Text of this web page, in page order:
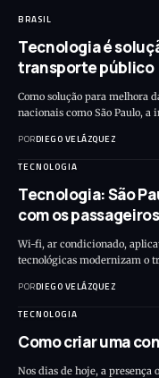
BRASIL
Tecnologia é
transporte público
Como solução para melhora
nacionais como São Paulo, a
PORDIEGO VELÁZQUEZ
TECNOLOGIA
Tecnologia: São
com os
Wi-fi, ar condicionado,
tecnológicas modernizam o
PORDIEGO VELÁZQUEZ
TECNOLOGIA
Como criar uma
Nos dias de hoje, a presença